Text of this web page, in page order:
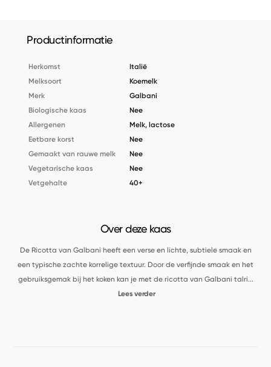
Productinformatie
Herkomst
Italië
Melksoort
Koemelk
Merk
Galbani
Biologische kaas
Nee
Allergenen
Melk, lactose
Eetbare korst
Nee
Gemaakt van rauwe melk
Nee
Vegetarische kaas
Nee
Vetgehalte
40+
Over deze kaas
De Ricotta van Galbani heeft een verse en lichte, subtiele smaak en
een typische zachte korrelige textuur. Door de verfijnde smaak en het
gebruiksgemak bij het koken kan je met de ricotta van Galbani talri...
Lees verder